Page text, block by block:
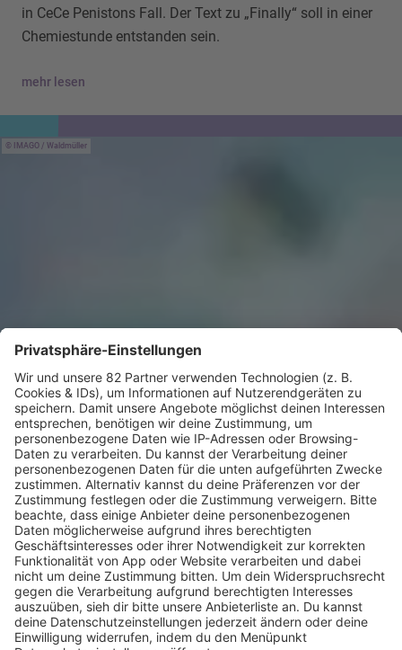
in CeCe Penistons Fall. Der Text zu „Finally“ soll in einer
Chemiestunde entstanden sein.
mehr lesen
IMAGO / Waldmüller
HITstory
Michael Jackson – Black or White
Michael Jackson war in den 90ern ein gefeierter
Superstar, trotzdem war auch er nicht immun gegenüber
schlechten Kritiken, eben solche, die das Musikvideo zu
“Black or White” bekam.
mehr lesen
Jan Welters